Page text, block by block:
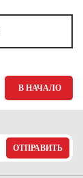
В НАЧАЛО
ОТПРАВИТЬ